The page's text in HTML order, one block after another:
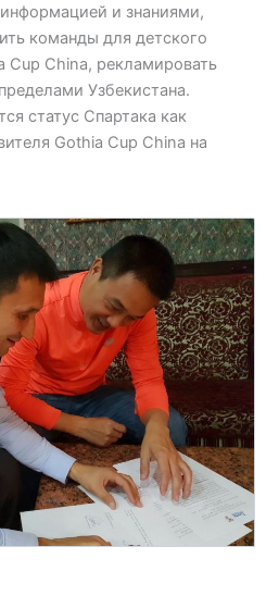
и знаниями,
команды для детского
Cup China, рекламировать
Узбекистана.
статус Спартака как
Gothia Cup China на